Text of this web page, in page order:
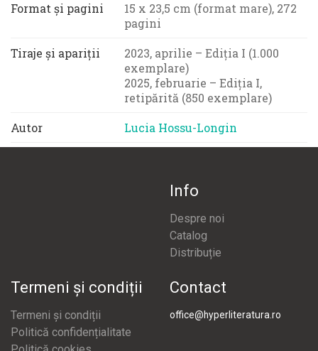
Format și pagini
15 x 23,5 cm (format mare), 272
pagini
Tiraje și apariții
2023, aprilie – Ediția I (1.000
exemplare)
2025, februarie – Ediția I,
retipărită (850 exemplare)
Autor
Lucia Hossu-Longin
Info
Despre noi
Catalog
Distribuție
Termeni și condiții
Termeni și condiții
Politică confidențialitate
Contact
office@hyperliteratura.ro